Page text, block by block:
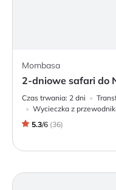
Mombasa
2-dniowe safari do
Czas trwania: 2 dni
Wycieczka z
5.3/6 (36)